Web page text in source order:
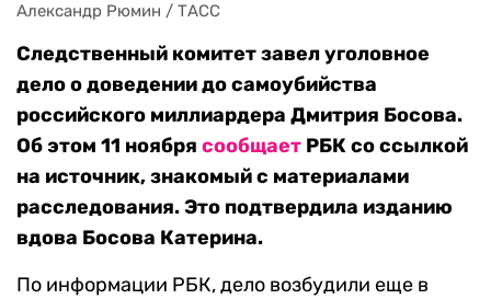
Александр Рюмин / ТАСС
Следственный комитет завел уголовное
дело о доведении до самоубийства
российского миллиардера Дмитрия Босова.
Об этом 11 ноября сообщает РБК со ссылкой
на источник, знакомый с материалами
расследования. Это подтвердила изданию
вдова Босова Катерина.
По информации РБК, дело возбудили еще в